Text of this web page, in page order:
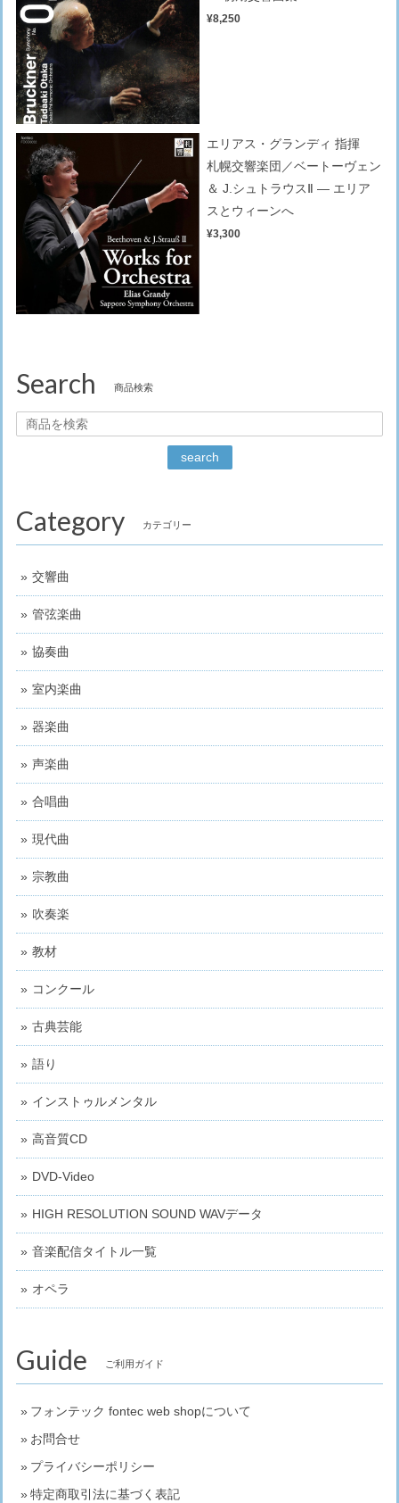
¥8,250
エリアス・グランディ 指揮
札幌交響楽団／ベートーヴェン
＆ J.シュトラウスⅡ — エリア
スとウィーンへ
¥3,300
Search 商品検索
search
Category カテゴリー
交響曲
管弦楽曲
協奏曲
室内楽曲
器楽曲
声楽曲
合唱曲
現代曲
宗教曲
吹奏楽
教材
コンクール
古典芸能
語り
インストゥルメンタル
高音質CD
DVD-Video
HIGH RESOLUTION SOUND WAVデータ
音楽配信タイトル一覧
オペラ
Guide ご利用ガイド
フォンテック fontec web shopについて
お問合せ
プライバシーポリシー
特定商取引法に基づく表記